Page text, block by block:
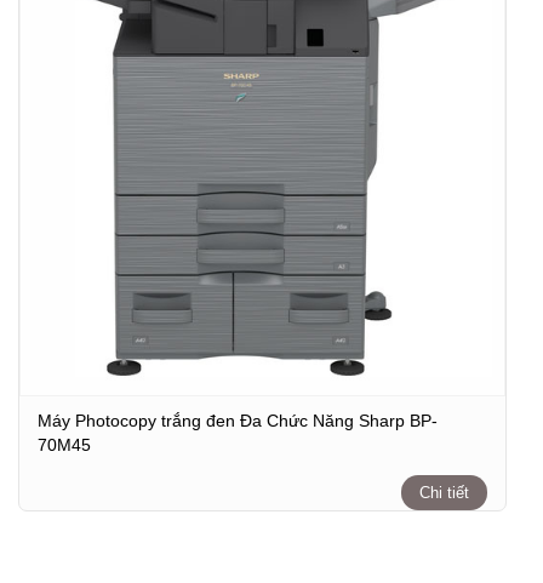
Máy Photocopy trắng đen Đa Chức Năng Sharp BP-
70M45
Chi tiết